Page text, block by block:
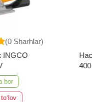
(0 Sharhlar)
INGCO
bor
400